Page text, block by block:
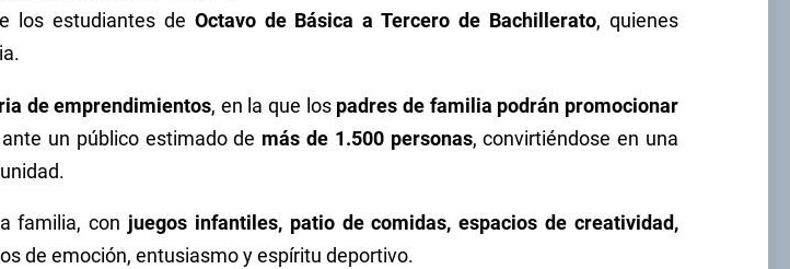
los estudiantes de Octavo de Básica a Tercero de Bachillerato, quienes
de emprendimientos, en la que los padres de familia podrán promocionar
un público estimado de más de 1.500 personas, convirtiéndose en una
familia, con juegos infantiles, patio de comidas, espacios de creatividad,
de emoción, entusiasmo y espíritu deportivo.